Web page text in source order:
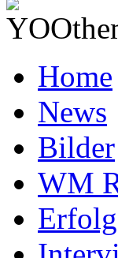
Home
News
Bilder
WM